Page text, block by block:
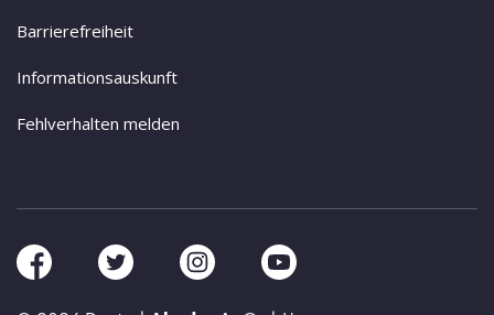
Barrierefreiheit
Informationsauskunft
Fehlverhalten melden